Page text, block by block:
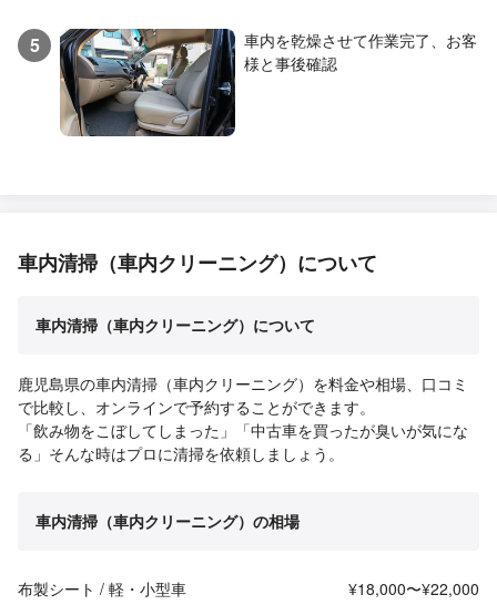
5
車内を乾燥させて作業完了、お客
様と事後確認
車内清掃（車内クリーニング）について
車内清掃（車内クリーニング）について
鹿児島県の車内清掃（車内クリーニング）を料金や相場、口コミ
で比較し、オンラインで予約することができます。
「飲み物をこぼしてしまった」「中古車を買ったが臭いが気にな
る」そんな時はプロに清掃を依頼しましょう。
車内清掃（車内クリーニング）の相場
布製シート / 軽・小型車
¥18,000〜¥22,000